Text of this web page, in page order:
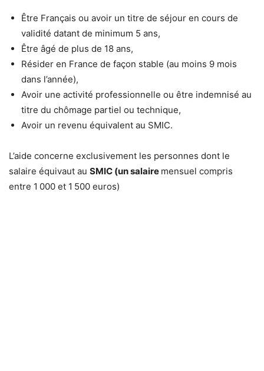
Être Français ou avoir un titre de séjour en cours de
validité datant de minimum 5 ans,
Être âgé de plus de 18 ans,
Résider en France de façon stable (au moins 9 mois
dans l’année),
Avoir une activité professionnelle ou être indemnisé au
titre du chômage partiel ou technique,
Avoir un revenu équivalent au SMIC.
L’aide concerne exclusivement les personnes dont le
salaire équivaut au SMIC (un salaire mensuel compris
entre 1 000 et 1 500 euros)